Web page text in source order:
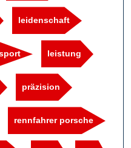
leidenschaft
leistung
präzision
rennfahrer porsche